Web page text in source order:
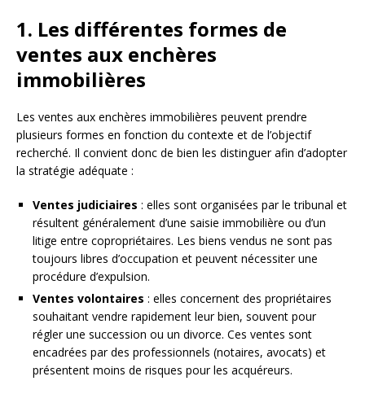
1. Les différentes formes de
ventes aux enchères
immobilières
Les ventes aux enchères immobilières peuvent prendre
plusieurs formes en fonction du contexte et de l’objectif
recherché. Il convient donc de bien les distinguer afin d’adopter
la stratégie adéquate :
Ventes judiciaires : elles sont organisées par le tribunal et
résultent généralement d’une saisie immobilière ou d’un
litige entre copropriétaires. Les biens vendus ne sont pas
toujours libres d’occupation et peuvent nécessiter une
procédure d’expulsion.
Ventes volontaires : elles concernent des propriétaires
souhaitant vendre rapidement leur bien, souvent pour
régler une succession ou un divorce. Ces ventes sont
encadrées par des professionnels (notaires, avocats) et
présentent moins de risques pour les acquéreurs.